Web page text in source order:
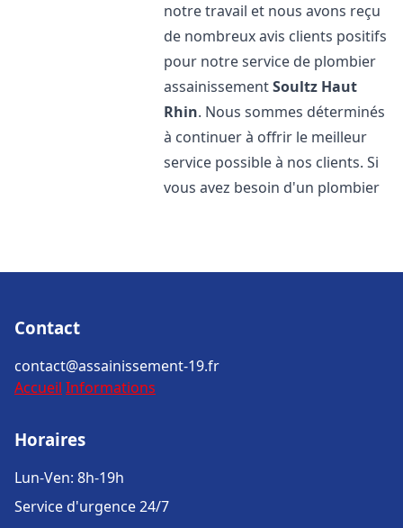
notre travail et nous avons reçu
de nombreux avis clients positifs
pour notre service de plombier
assainissementSoultz Haut
Rhin. Nous sommes déterminés
à continuer à offrir le meilleur
service possible à nos clients. Si
vous avez besoin d'un plombier
Contact
contact@assainissement-19.fr
Accueil Informations
Horaires
Lun-Ven: 8h-19h
Service d'urgence 24/7